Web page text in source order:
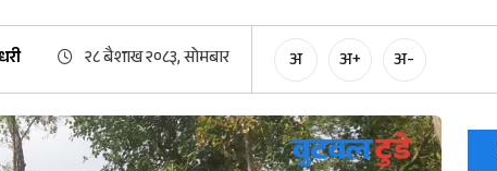
२८ बैशाख २०८३, सोमबार अ अ+ अ-